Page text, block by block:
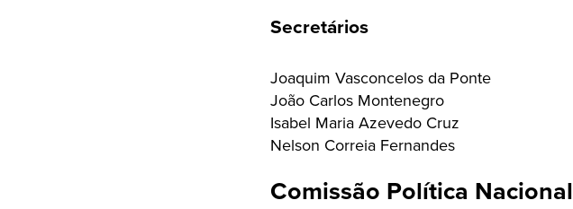
Secretários
Joaquim Vasconcelos da Ponte
João Carlos Montenegro
Isabel Maria Azevedo Cruz
Nelson Correia Fernandes
Comissão Política Nacional